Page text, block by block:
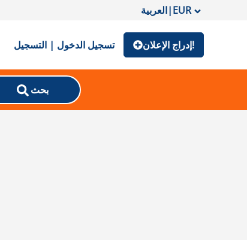
العربية|EUR
تسجيل الدخول | التسجيل إدراج الإعلان!
بحث